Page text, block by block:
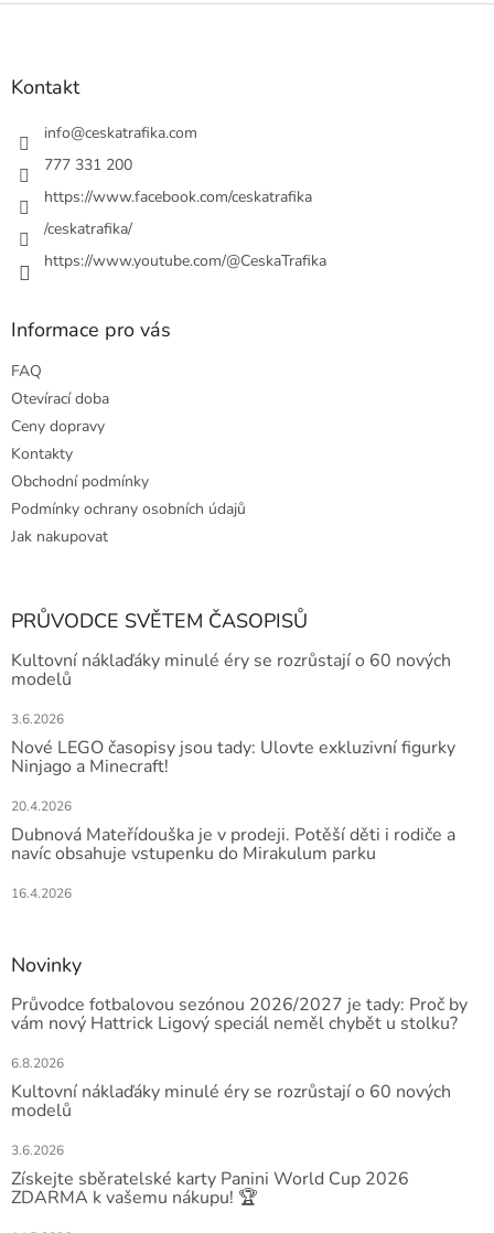
Z
Kontakt
info@ceskatrafika.com
777 331 200
https://www.facebook.com/ceskatrafika
/ceskatrafika/
https://www.youtube.com/@CeskaTrafika
Informace pro vás
FAQ
Otevírací doba
Ceny dopravy
Kontakty
Obchodní podmínky
Podmínky ochrany osobních údajů
Jak nakupovat
PRŮVODCE SVĚTEM ČASOPISŮ
Kultovní náklaďáky minulé éry se rozrůstají o 60 nových
modelů
3.6.2026
Nové LEGO časopisy jsou tady: Ulovte exkluzivní figurky
Ninjago a Minecraft!
20.4.2026
Dubnová Mateřídouška je v prodeji. Potěší děti i rodiče a
navíc obsahuje vstupenku do Mirakulum parku
16.4.2026
Novinky
Průvodce fotbalovou sezónou 2026/2027 je tady: Proč by
vám nový Hattrick Ligový speciál neměl chybět u stolku?
6.8.2026
Kultovní náklaďáky minulé éry se rozrůstají o 60 nových
modelů
3.6.2026
Získejte sběratelské karty Panini World Cup 2026
ZDARMA k vašemu nákupu! 🏆